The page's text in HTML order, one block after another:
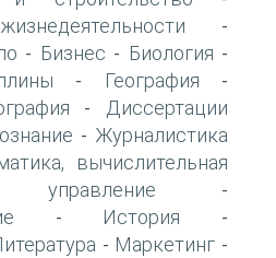
-
- Бизнес - Биология -
- География -
-
Диссертации
- Журналистика
вычислительная
-
- История -
- Маркетинг -